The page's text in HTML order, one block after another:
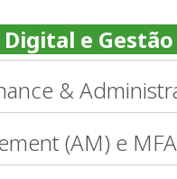
Digital e
&
(AM) e MFA